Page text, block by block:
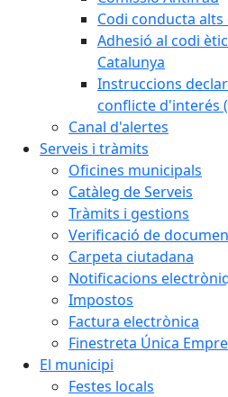
Codi conducta alts
Adhesió al codi
Catalunya
Instruccions
conflicte d'interés
Canal d'alertes
Serveis i tràmits
Oficines municipals
Catàleg de Serveis
Tràmits i gestions
Verificació de
Carpeta ciutadana
Notificacions
Impostos
Factura electrònica
Finestreta Única
El municipi
Festes locals